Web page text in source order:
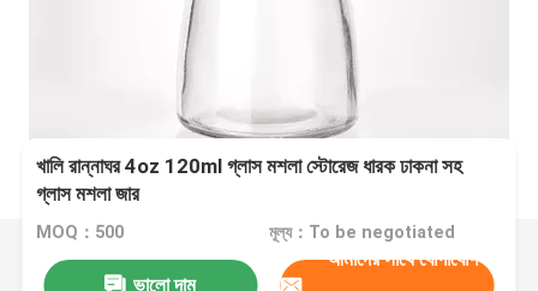
খালি রান্নাঘর 4oz 120ml গ্লাস মশলা স্টোরেজ ধারক ঢাকনা সহ
গ্লাস মশলা জার
MOQ：500 মূল্য：To be negotiated
ভালো দাম
আমাদের সাথে যোগাযোগ